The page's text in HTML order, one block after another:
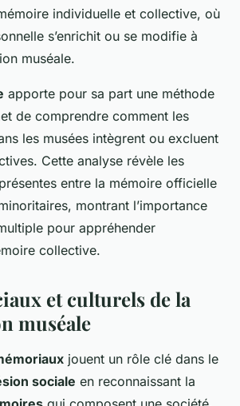
individuelle et collective, où
s’enrichit ou se modifie à
muséale.
apporte pour sa part une méthode
de comprendre comment les
les musées intègrent ou excluent
Cette analyse révèle les
entre la mémoire officielle
montrant l’importance
pour appréhender
collective.
et culturels de la
muséale
jouent un rôle clé dans le
sociale en reconnaissant la